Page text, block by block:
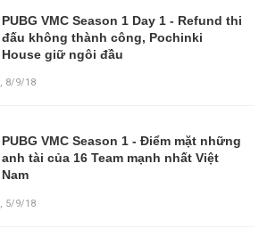
PUBG VMC Season 1 Day 1 - Refund thi
đấu không thành công, Pochinki
House giữ ngôi đầu
, 8/9/18
PUBG VMC Season 1 - Điểm mặt những
anh tài của 16 Team mạnh nhất Việt
Nam
5/9/18